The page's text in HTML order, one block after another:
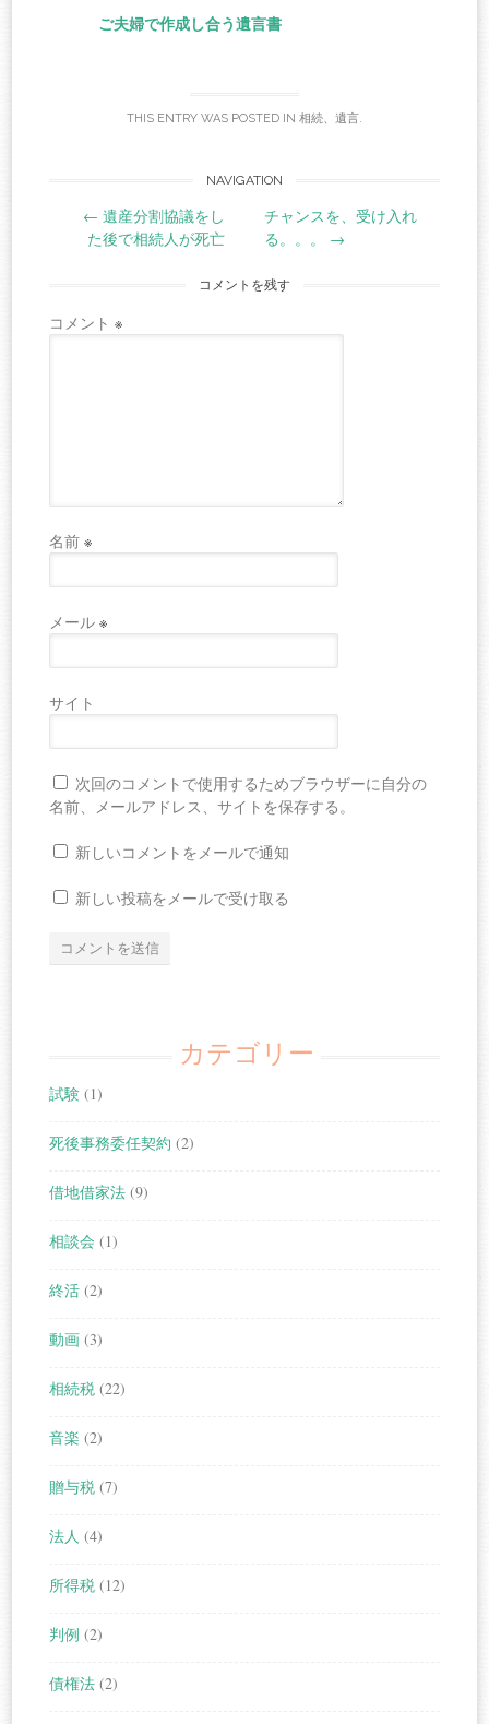
ご夫婦で作成し合う遺言書
THIS ENTRY WAS POSTED IN 相続、遺言.
navigation
NAVIGATION
← 遺産分割協議をし
た後で相続人が死亡
チャンスを、受け入れ
る。。。 →
コメントを残す
コメント※
名前※
メール※
サイト
次回のコメントで使用するためブラウザーに自分の
名前、メールアドレス、サイトを保存する。
新しいコメントをメールで通知
新しい投稿をメールで受け取る
カテゴリー
試験 (1)
死後事務委任契約 (2)
借地借家法 (9)
相談会 (1)
終活 (2)
動画 (3)
相続税 (22)
音楽 (2)
贈与税 (7)
法人 (4)
所得税 (12)
判例 (2)
債権法 (2)